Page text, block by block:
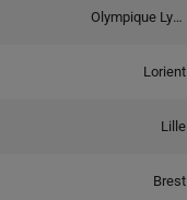
Olympique Lyon
Lorient
Lille
Brest